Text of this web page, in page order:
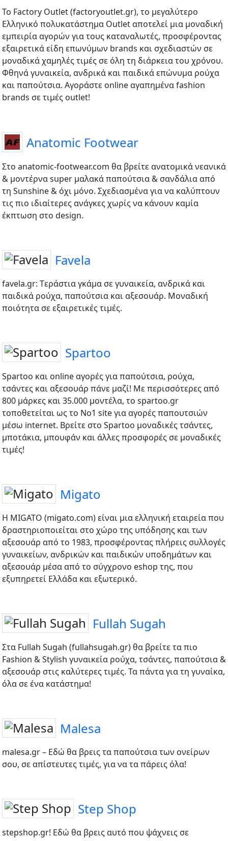
Το Factory Outlet (factoryoutlet.gr), το μεγαλύτερο
Ελληνικό πολυκατάστημα Outlet αποτελεί μια μοναδική
εμπειρία αγορών για τους καταναλωτές, προσφέροντας
εξαιρετικά είδη επωνύμων brands και σχεδιαστών σε
μοναδικά χαμηλές τιμές σε όλη τη διάρκεια του χρόνου.
Φθηνά γυναικεία, ανδρικά και παιδικά επώνυμα ρούχα
και παπούτσια. Αγοράστε online αγαπημένα fashion
brands σε τιμές outlet!
Anatomic Footwear
Στo anatomic-footwear.com θα βρείτε ανατομικά νεανικά
& μοντέρνα super μαλακά παπούτσια & σανδάλια από
τη Sunshine & όχι μόνο. Σχεδιασμένα για να καλύπτουν
τις πιο ιδιαίτερες ανάγκες χωρίς να κάνουν καμία
έκπτωση στο design.
Favela
favela.gr: Tεράστια γκάμα σε γυναικεία, ανδρικά και
παιδικά ρούχα, παπούτσια και αξεσουάρ. Μοναδική
ποιότητα σε εξαιρετικές τιμές.
Spartoo
Spartoo και online αγορές για παπούτσια, ρούχα,
τσάντες και αξεσουάρ πάνε μαζί! Με περισσότερες από
800 μάρκες και 35.000 μοντέλα, το spartoo.gr
τοποθετείται ως το No1 site για αγορές παπουτσιών
μέσω internet. Βρείτε στο Spartoo μοναδικές τσάντες,
μποτάκια, μπουφάν και άλλες προσφορές σε μοναδικές
τιμές!
Migato
Η ΜIGATO (migato.com) είναι μια ελληνική εταιρεία που
δραστηριοποιείται στο χώρο της υπόδησης και των
αξεσουάρ από το 1983, προσφέροντας πλήρεις συλλογές
γυναικείων, ανδρικών και παιδικών υποδημάτων και
αξεσουάρ μέσα από το σύγχρονο eshop της, που
εξυπηρετεί Ελλάδα και εξωτερικό.
Fullah Sugah
Στα Fullah Sugah (fullahsugah.gr) θα βρείτε τα πιο
Fashion & Stylish γυναικεία ρούχα, τσάντες, παπούτσια &
αξεσουάρ στις καλύτερες τιμές. Τα πάντα για τη γυναίκα,
όλα σε ένα κατάστημα!
Malesa
malesa.gr – Εδώ θα βρεις τα παπούτσια των ονείρων
σου, σε απίστευτες τιμές, για να τα πάρεις όλα!
Step Shop
stepshop.gr! Εδώ θα βρεις αυτό που ψάχνεις σε